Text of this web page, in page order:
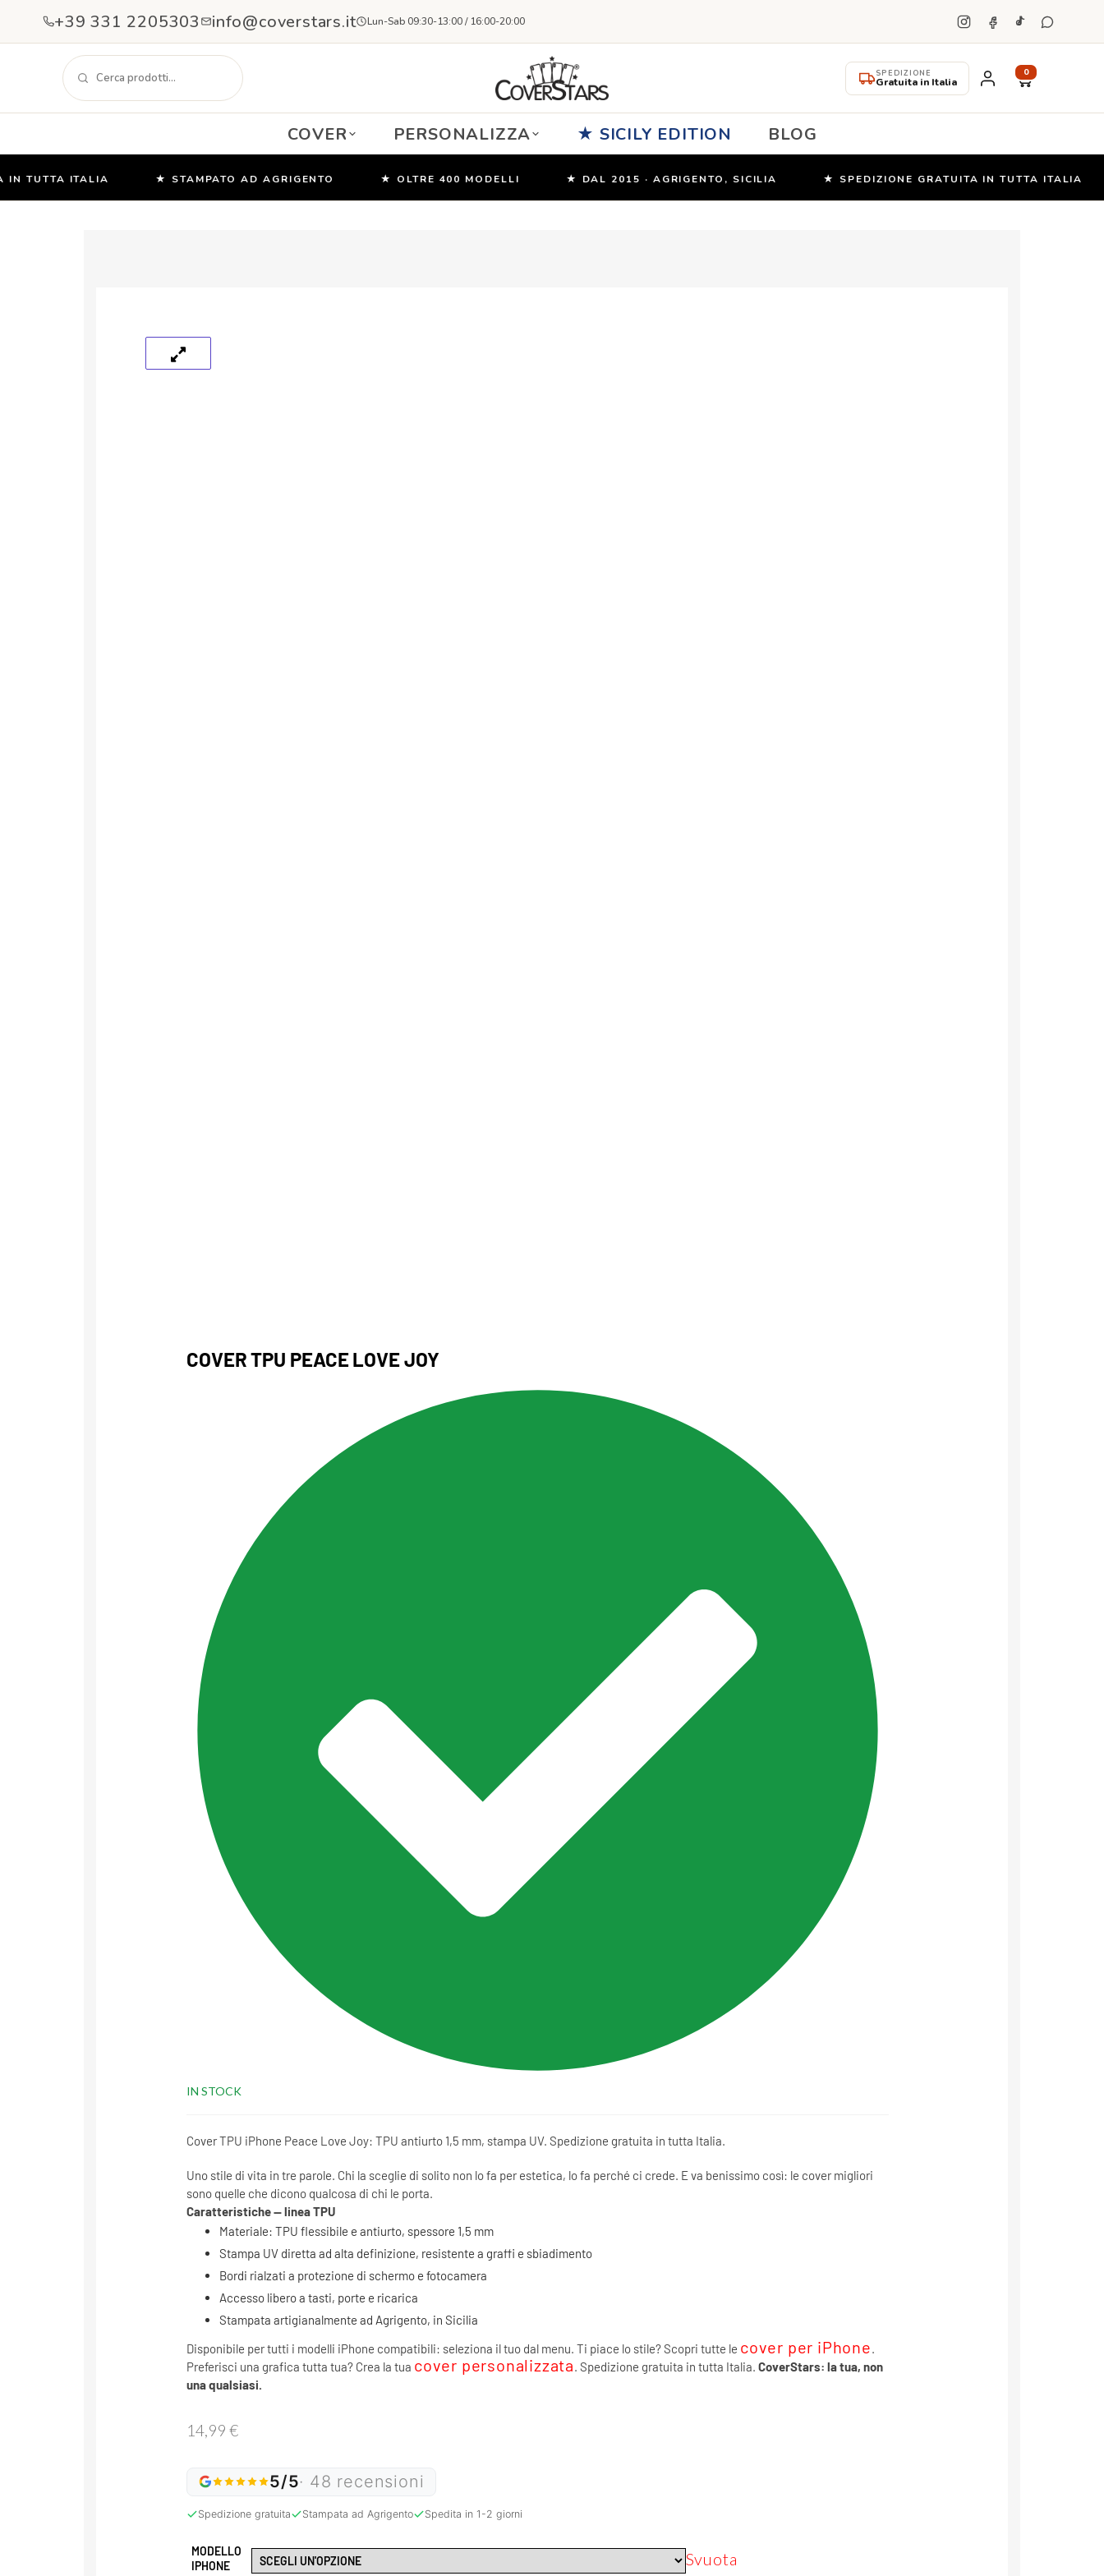
+39 331 2205303 info@coverstars.it Lun-Sab 09:30-13:00 / 16:00-20:00
SPEDIZIONE
Gratuita in Italia
0
COVER PERSONALIZZA ★ SICILY EDITION BLOG
ITALIA ★ STAMPATO AD AGRIGENTO ★ OLTRE 400 MODELLI ★ DAL 2015 · AGRIGENTO, SICILIA ★ SPEDIZIONE GRATUITA IN TUTTA ITALIA
Salta
COVER TPU PEACE LOVE JOY
IN STOCK
Cover TPU iPhone Peace Love Joy: TPU antiurto 1,5 mm, stampa UV. Spedizione gratuita in tutta Italia.
Uno stile di vita in tre parole. Chi la sceglie di solito non lo fa per estetica, lo fa perché ci crede. E va benissimo così: le cover migliori
sono quelle che dicono qualcosa di chi le porta.
Caratteristiche — linea TPU
Materiale: TPU flessibile e antiurto, spessore 1,5 mm
Stampa UV diretta ad alta definizione, resistente a graffi e sbiadimento
Bordi rialzati a protezione di schermo e fotocamera
Accesso libero a tasti, porte e ricarica
Stampata artigianalmente ad Agrigento, in Sicilia
Disponibile per tutti i modelli iPhone compatibili: seleziona il tuo dal menu. Ti piace lo stile? Scopri tutte le cover per iPhone.
Preferisci una grafica tutta tua? Crea la tua cover personalizzata. Spedizione gratuita in tutta Italia. CoverStars: la tua, non
una qualsiasi.
14,99 €
5/5· 48 recensioni
Spedizione gratuita Stampata ad Agrigento Spedita in 1-2 giorni
MODELLO
IPHONE
Svuota